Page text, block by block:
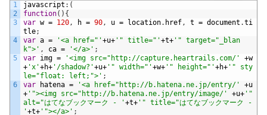
1
2
3
4
5
6
javascript : (
function( ) {
var w = 120, h = 90, u = location. href, t = document .ti
tle;
var a = '<a href="'+u+ '" title="'+t+ '" target="_blan
k">' , ca = '</a>' ;
var img = '<img src="http://capture.heartrails.com/' +w
+ 'x'+h+ '/shadow?'+u+ '" width="'+w+ '" height="'+h+ '" sty
le="float: left;">' ;
var
hatena = '<a href="http://b.hatena.ne.jp/entry/' +u
+ '"><img src="http://b.hatena.ne.jp/entry/image/' +u+ '"
alt="はてなブックマーク - '+t+ '" title="はてなブックマーク -
'+t+ '"></a>' ;